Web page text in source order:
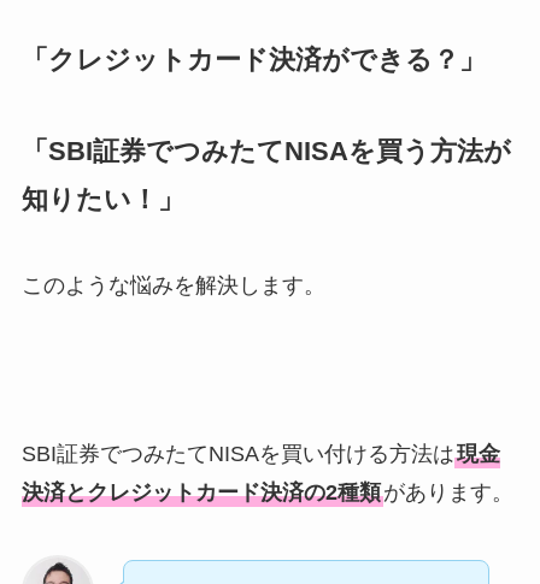
「クレジットカード決済ができる？」
「SBI証券でつみたてNISAを買う方法が
知りたい！」
このような悩みを解決します。
SBI証券でつみたてNISAを買い付ける方法は現金
決済とクレジットカード決済の2種類があります。